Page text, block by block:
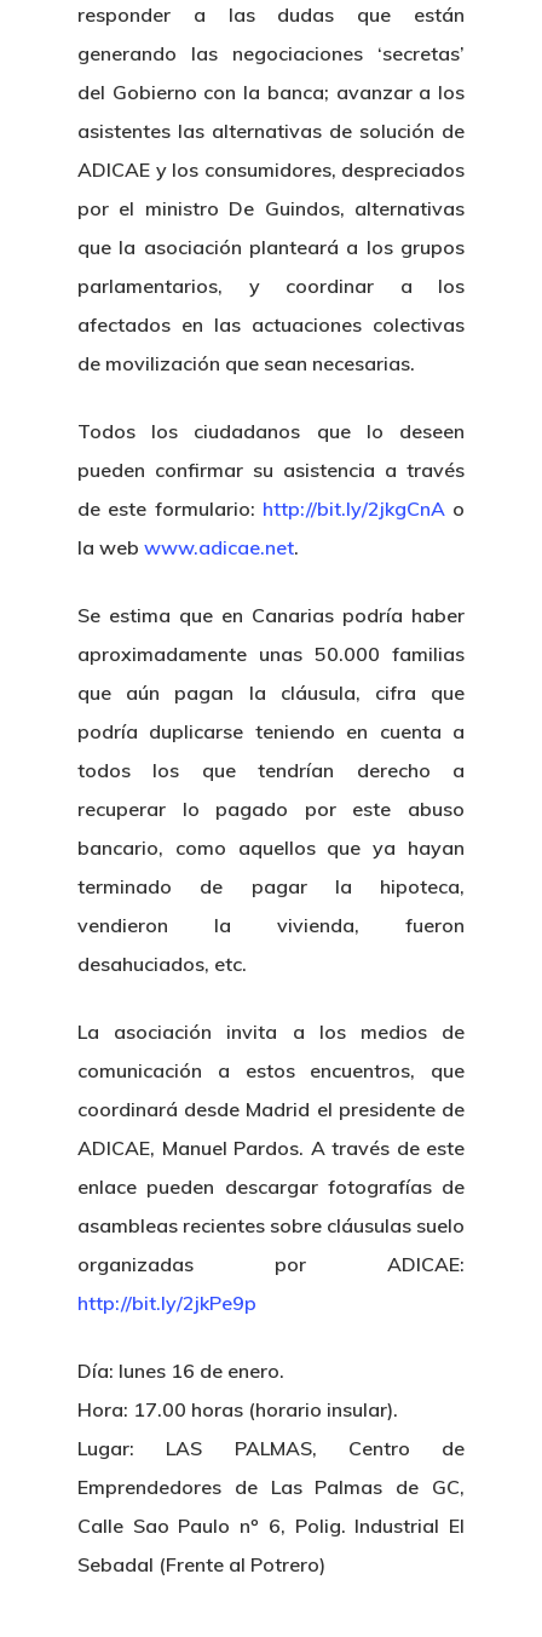
responder a las dudas que están
generando las negociaciones ‘secretas’
del Gobierno con la banca; avanzar a los
asistentes las alternativas de solución de
ADICAE y los consumidores, despreciados
por el ministro De Guindos, alternativas
que la asociación planteará a los grupos
parlamentarios, y coordinar a los
afectados en las actuaciones colectivas
de movilización que sean necesarias.
Todos los ciudadanos que lo deseen
pueden confirmar su asistencia a través
de este formulario: http://bit.ly/2jkgCnAo
la web www.adicae.net.
Se estima que en Canarias podría haber
aproximadamente unas 50.000 familias
que aún pagan la cláusula, cifra que
podría duplicarse teniendo en cuenta a
todos los que tendrían derecho a
recuperar lo pagado por este abuso
bancario, como aquellos que ya hayan
terminado de pagar la hipoteca,
vendieron la vivienda, fueron
desahuciados, etc.
La asociación invita a los medios de
comunicación a estos encuentros, que
coordinará desde Madrid el presidente de
ADICAE, Manuel Pardos. A través de este
enlace pueden descargar fotografías de
asambleas recientes sobre cláusulas suelo
organizadas por ADICAE:
http://bit.ly/2jkPe9p
Día: lunes 16 de enero.
Hora: 17.00 horas (horario insular).
Lugar: LAS PALMAS, Centro de
Emprendedores de Las Palmas de GC,
Calle Sao Paulo nº 6, Polig. Industrial El
Sebadal (Frente al Potrero)